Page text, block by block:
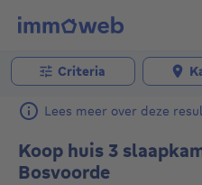
Criteria
Lees meer over deze
Koop huis 3
Bosvoorde